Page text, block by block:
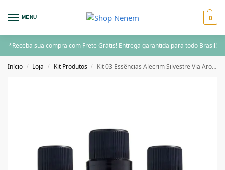
MENU 0
*Receba sua compra com Frete Grátis! Entrega garantida para todo Brasil!
Início / Loja / Kit Produtos / Kit 03 Essências Alecrim Silvestre Via Aroma 10ml